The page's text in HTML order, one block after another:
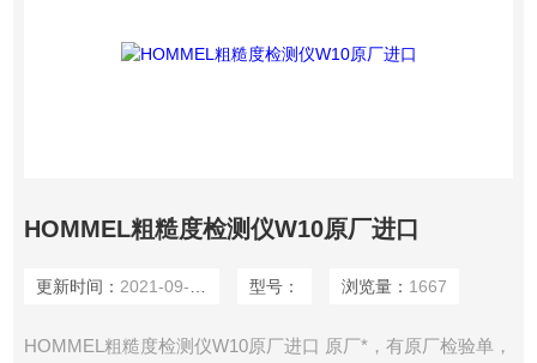
HOMMEL粗糙度检测仪W10原厂进口
更新时间： 2021-09-27 型号： 浏览量： 1667
HOMMEL粗糙度检测仪W10原厂进口 原厂*，有原厂检验单，